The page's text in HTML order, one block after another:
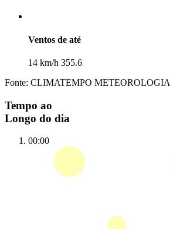
Ventos de até
14 km/h 355.6
Fonte: CLIMATEMPO METEOROLOGIA
Tempo ao
Longo do dia
00:00